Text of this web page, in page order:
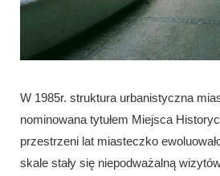
W 1985r. struktura urbanistyczna
nominowana tytułem Miejsca
przestrzeni lat miasteczko
skale stały się niepodważalną